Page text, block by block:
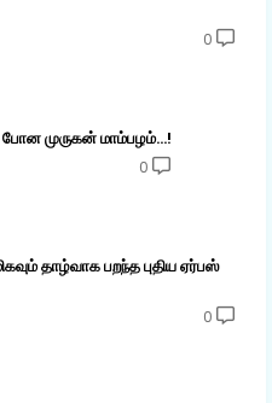
0
முருகன் மாம்பழம்...!
0
தாழ்வாக பறந்த புதிய ஏர்பஸ்
0